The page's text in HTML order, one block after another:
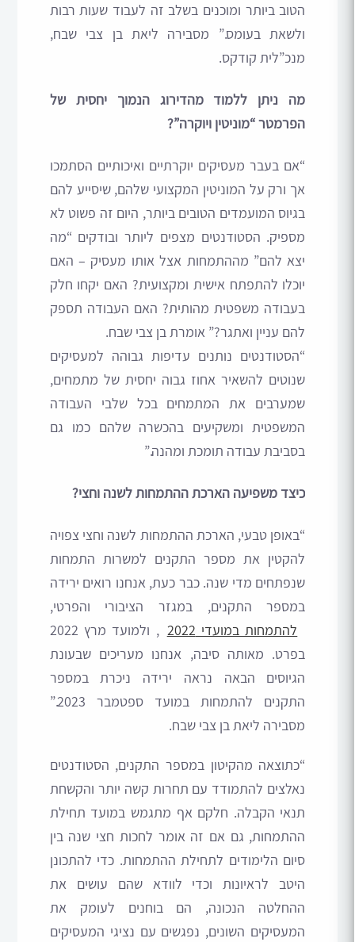
הטוב ביותר ומוכנים בשלב זה לעבוד שעות רבות
ולשאת בעומס.” מסבירה ליאת בן צבי שבח,
מנכ”לית קודקס.
מה ניתן ללמוד מהדירוג הנמוך יחסית של
הפרמטר “מוניטין ויוקרה”?
“אם בעבר מעסיקים יוקרתיים ואיכותיים הסתמכו
אך ורק על המוניטין המקצועי שלהם, שיסייע להם
בגיוס המועמדים הטובים ביותר, היום זה פשוט לא
מספיק. הסטודנטים מצפים ליותר ובודקים “מה
יצא להם” מההתמחות אצל אותו מעסיק – האם
יוכלו להתפתח אישית ומקצועית? האם יקחו חלק
בעבודה משפטית מהותית? האם העבודה תספק
להם עניין ואתגר?” אומרת בן צבי שבח.
“הסטודנטים נותנים עדיפות גבוהה למעסיקים
שנוטים להשאיר אחוז גבוה יחסית של מתמחים,
שמערבים את המתמחים בכל שלבי העבודה
המשפטית ומשקיעים בהכשרה שלהם כמו גם
בסביבת עבודה תומכת ומהנה.”
כיצד משפיעה הארכת ההתמחות לשנה וחצי?
“באופן טבעי, הארכת ההתמחות לשנה וחצי צפויה
להקטין את מספר התקנים למשרות התמחות
שנפתחים מדי שנה. כבר כעת, אנחנו רואים ירידה
במספר התקנים, במגזר הציבורי והפרטי,
להתמחות במועדי 2022
, ולמועד מרץ 2022
בפרט. מאותה סיבה, אנחנו מעריכים שבעונת
הגיוסים הבאה נראה ירידה ניכרת במספר
התקנים להתמחות במועד ספטמבר 2023.”
מסבירה ליאת בן צבי שבח.
“כתוצאה מהקיטון במספר התקנים, הסטודנטים
נאלצים להתמודד עם תחרות קשה יותר והקשחת
תנאי הקבלה. חלקם אף מתגמש במועד תחילת
ההתמחות, גם אם זה אומר לחכות חצי שנה בין
סיום הלימודים לתחילת ההתמחות. כדי להתכונן
היטב לראיונות וכדי לוודא שהם עושים את
ההחלטה הנכונה, הם בוחנים לעומק את
המעסיקים השונים, נפגשים עם נציגי המעסיקים